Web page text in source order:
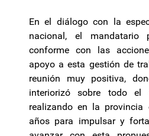
En el diálogo con la
nacional, el mandatario
conforme con las
apoyo a esta gestión de
reunión muy positiva,
interiorizó sobre todo
realizando en la provincia
años para impulsar y